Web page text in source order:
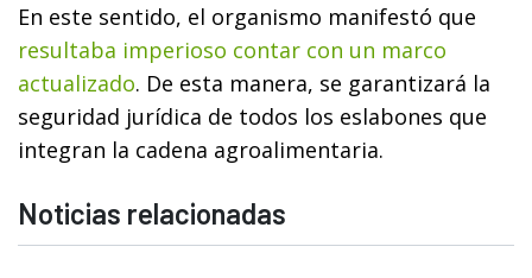
En este sentido, el organismo manifestó que
resultaba imperioso contar con un marco
actualizado. De esta manera, se garantizará la
seguridad jurídica de todos los eslabones que
integran la cadena agroalimentaria.
Noticias relacionadas